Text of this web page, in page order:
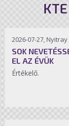
2026-07-27,
SOK
EL AZ ÉVÜK
Értékelő.